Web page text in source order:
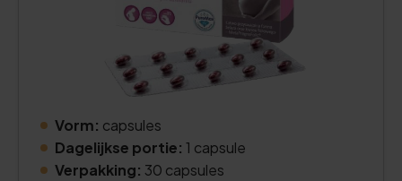
Vorm: capsules
Dagelijkse portie: 1 capsule
Verpakking: 30 capsules